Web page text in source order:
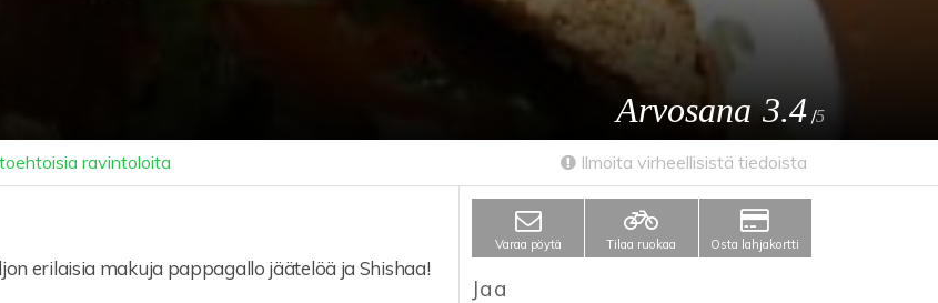
Arvosana 3.4 /5
ravintoloita Ilmoita virheellisistä tiedoista
Varaa pöytä Tilaa ruokaa Osta lahjakortti
Jaa
erilaisia makuja pappagallo jäätelöä ja Shishaa!